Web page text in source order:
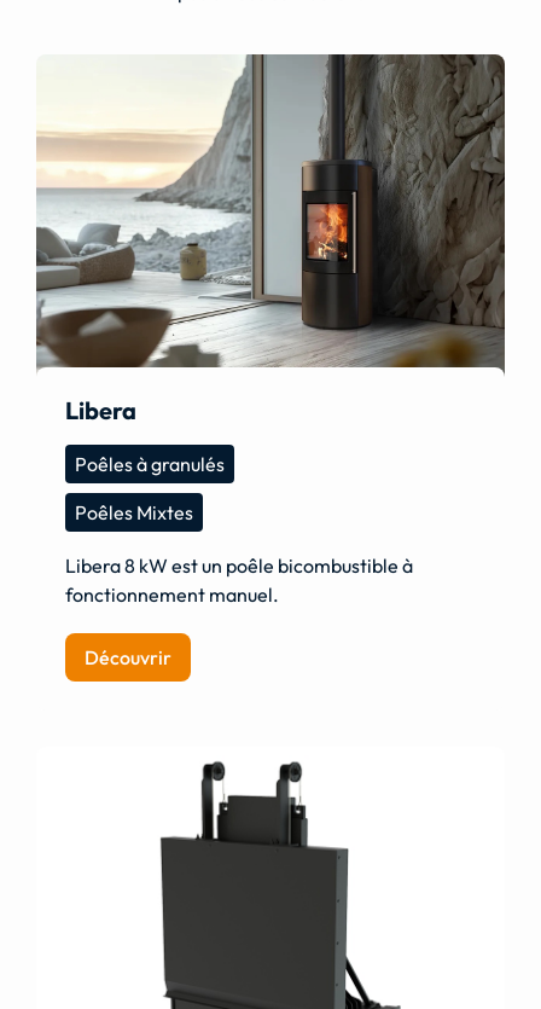
Libera
Poêles à granulés
Poêles Mixtes
Libera 8 kW est un poêle bicombustible à
fonctionnement manuel.
Découvrir